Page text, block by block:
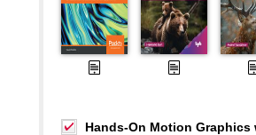
Hands-On Motion Graphics